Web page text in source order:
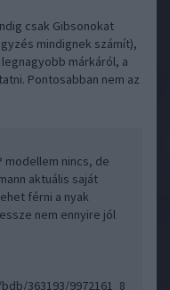
csak Gibsonokat
mindignek számít),
márkáról, a
Pontosabban nem az
modellem nincs, de
aktuális saját
férni a nyak
nem ennyire jól
363193/9972161_8